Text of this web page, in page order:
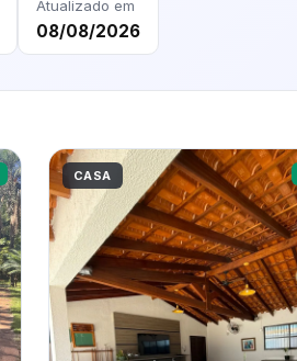
Atualizado em
08/08/2026
CASA